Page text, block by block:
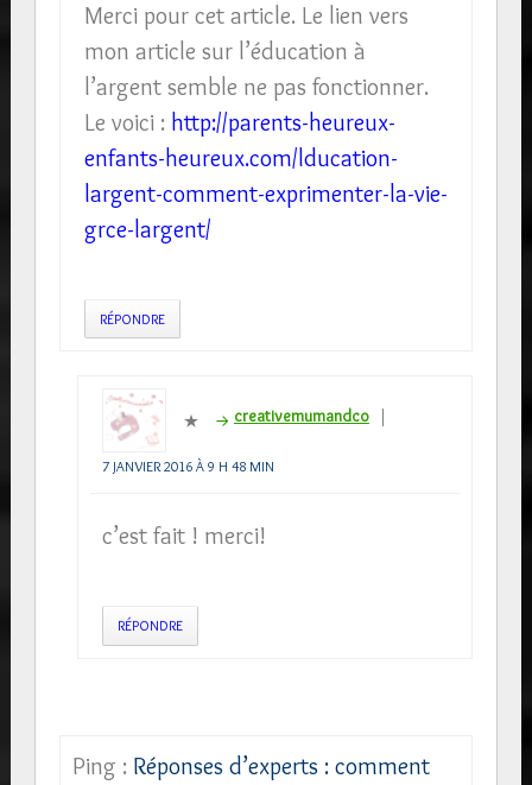
Merci pour cet article. Le lien vers
mon article sur l’éducation à
l’argent semble ne pas fonctionner.
Le voici : http://parents-heureux-
enfants-heureux.com/lducation-
largent-comment-exprimenter-la-vie-
grce-largent/
RÉPONDRE
creativemumandco
7 JANVIER 2016 À 9 H 48 MIN
c’est fait ! merci!
RÉPONDRE
Ping : Réponses d’experts : comment